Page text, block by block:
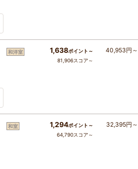
和洋室 1,638ポイント～
81,906スコア～
40,953円～
和室 1,294ポイント～
64,790スコア～
32,395円～